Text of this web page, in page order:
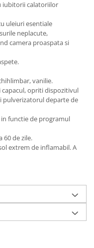
iubitorii calatoriilor
uleiuri esentiale
neplacute,
camera proaspata si
vanilie.
opriti dispozitivul
pulverizatorul departe de
functie de programul
60 de zile.
extrem de inflamabil. A